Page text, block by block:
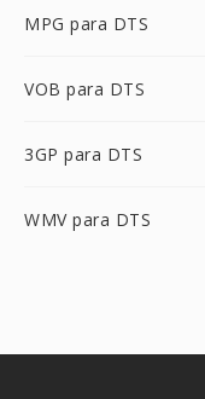
MPG para DTS
VOB para DTS
3GP para DTS
WMV para DTS